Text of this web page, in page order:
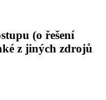
(o řešení
z jiných zdrojů